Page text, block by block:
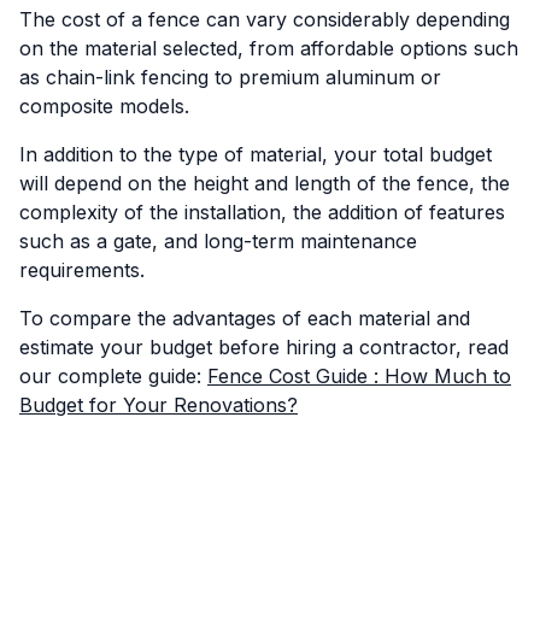
The cost of a fence can vary considerably depending
on the material selected, from affordable options such
as chain-link fencing to premium aluminum or
composite models.
In addition to the type of material, your total budget
will depend on the height and length of the fence, the
complexity of the installation, the addition of features
such as a gate, and long-term maintenance
requirements.
To compare the advantages of each material and
estimate your budget before hiring a contractor, read
our complete guide: Fence Cost Guide : How Much to
Budget for Your Renovations?